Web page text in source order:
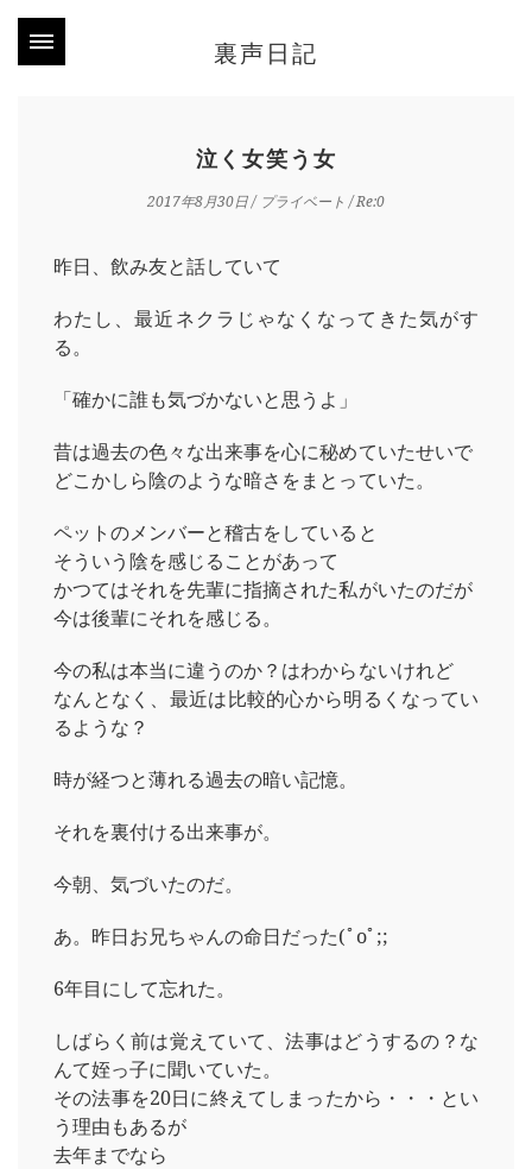
裏声日記
泣く女笑う女
2017年8月30日/ プライベート / Re:0
昨日、飲み友と話していて
わたし、最近ネクラじゃなくなってきた気がす
る。
「確かに誰も気づかないと思うよ」
昔は過去の色々な出来事を心に秘めていたせいで
どこかしら陰のような暗さをまとっていた。
ペットのメンバーと稽古をしていると
そういう陰を感じることがあって
かつてはそれを先輩に指摘された私がいたのだが
今は後輩にそれを感じる。
今の私は本当に違うのか？はわからないけれど
なんとなく、最近は比較的心から明るくなってい
るような？
時が経つと薄れる過去の暗い記憶。
それを裏付ける出来事が。
今朝、気づいたのだ。
あ。昨日お兄ちゃんの命日だった(ﾟoﾟ;;
6年目にして忘れた。
しばらく前は覚えていて、法事はどうするの？な
んて姪っ子に聞いていた。
その法事を20日に終えてしまったから・・・とい
う理由もあるが
去年までなら